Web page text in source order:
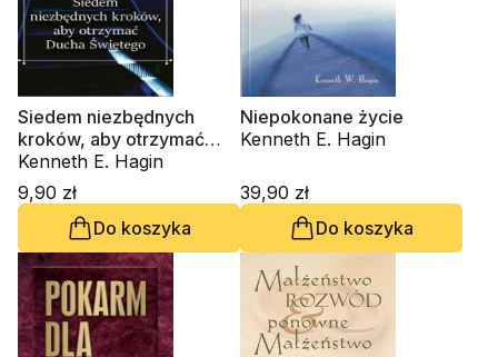
Siedem niezbędnych
kroków, aby otrzymać
D.Świetego
Kenneth E. Hagin
9,90 zł
Do koszyka
Niepokonane życie
Kenneth E. Hagin
39,90 zł
Do koszyka